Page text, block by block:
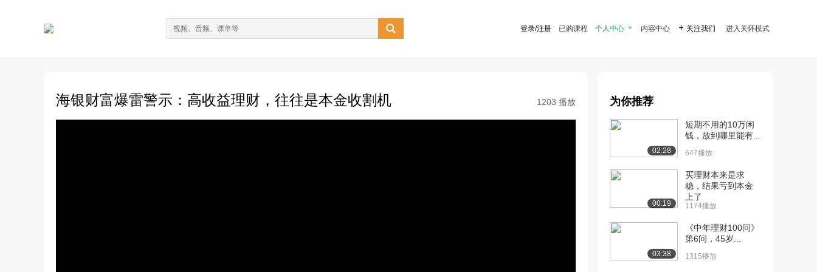
 登录/注册 已购课程 个人中心  内容中心  关注我们 进入关怀模式
海银财富爆雷警示：高收益理财，往往是本金收割机 1203 播放 为你推荐
02:28
短期不用的10万闲
钱，放到哪里能有...
647播放
00:19
买理财本来是求
稳，结果亏到本金
上了
1174播放
03:38
《中年理财100问》
第6问，45岁...
1315播放